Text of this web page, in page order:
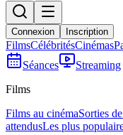
Connexion Inscription
FilmsCélébritésCinémas
Séances
Streaming
Films
Films au cinémaSorties
attendusLes plus